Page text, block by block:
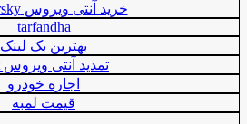
خرید آنتی ویروس Kaspersky
tarfandha
بهترین بک لینک
تمدید آنتی ویروس eset
اجاره خودرو
قیمت لمبه